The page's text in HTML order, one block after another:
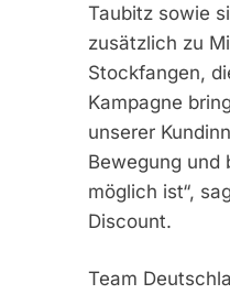
Taubitz sowie
zusätzlich zu
Stockfangen,
Kampagne
unserer
Bewegung und
möglich ist“,
Discount.
Team